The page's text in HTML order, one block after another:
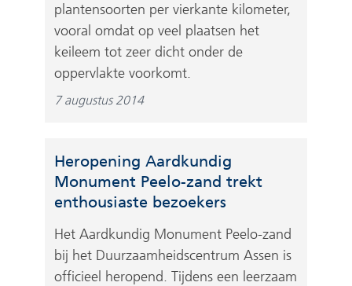
plantensoorten per vierkante kilometer,
vooral omdat op veel plaatsen het
keileem tot zeer dicht onder de
oppervlakte voorkomt.
7 augustus 2014
Heropening Aardkundig
Monument Peelo-zand trekt
enthousiaste bezoekers
Het Aardkundig Monument Peelo-zand
bij het Duurzaamheidscentrum Assen is
officieel heropend. Tijdens een leerzaam